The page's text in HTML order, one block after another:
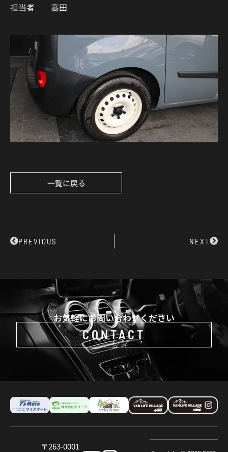
担当者 高田
一覧に戻る
PrevPREVIOUS NEXTNext
お気軽にお問い合わせください
CONTACT
〒263-0001